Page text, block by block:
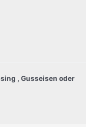
, Gusseisen oder